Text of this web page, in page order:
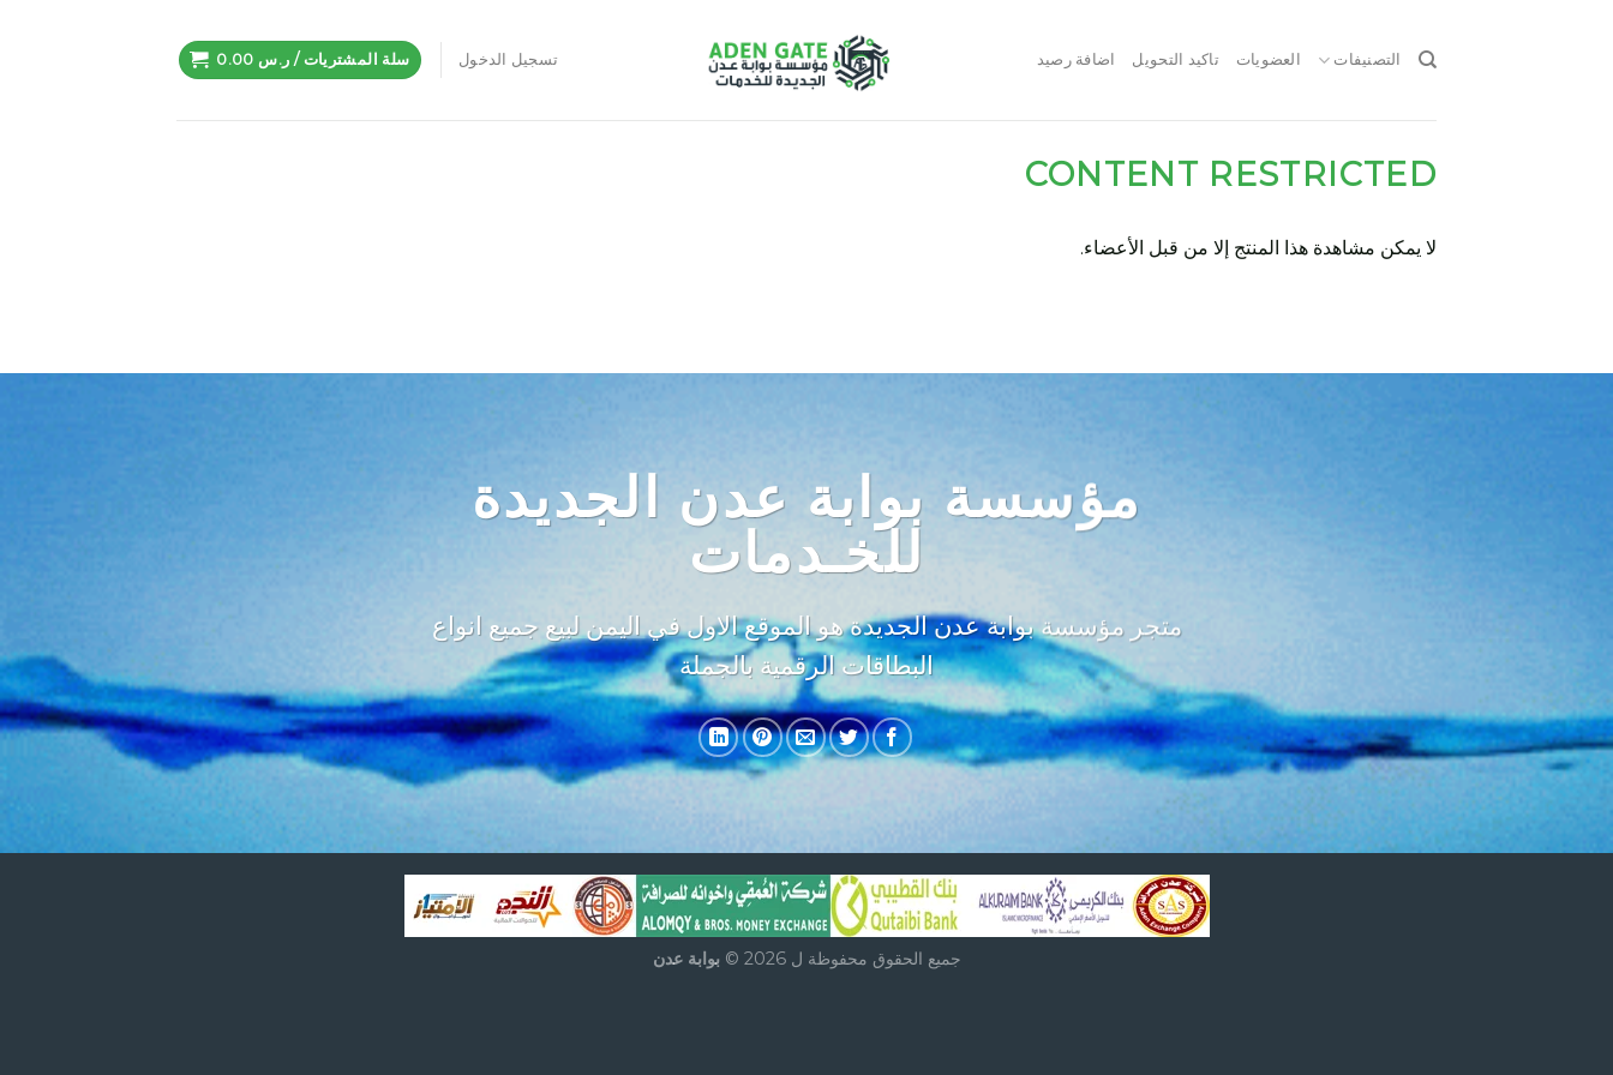
التصنيفات العضويات تاكيد التحويل اضافة رصيد تسجيل الدخول سلة المشتريات / ر.س
CONTENT RESTRICTED
لا يمكن مشاهدة هذا المنتج إلا من قبل الأعضاء.
مؤسسة بوابة عدن الجديدة
للخـدمات
متجر مؤسسة بوابة عدن الجديدة هو الموقع الاول في اليمن لبيع جميع انواع
البطاقات الرقمية بالجملة
جميع الحقوق محفوظة ل 2026 © بوابة عدن